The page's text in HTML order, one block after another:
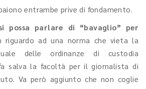
entrambe prive di fondamento.
possa parlare di “bavaglio” per
riguardo ad una norma che vieta la
delle ordinanze di custodia
salva la facoltà per il giornalista di
Va però aggiunto che non coglie